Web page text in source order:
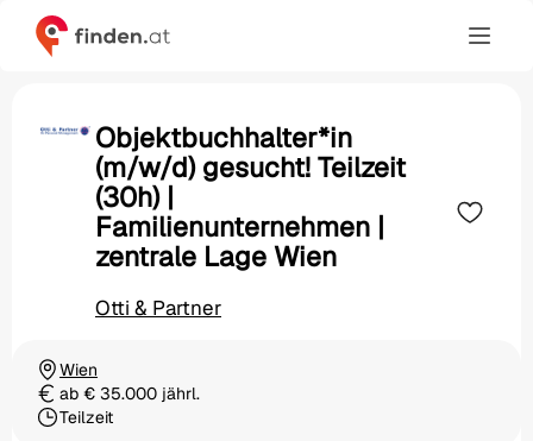
Objektbuchhalter*in
(m/w/d) gesucht! Teilzeit
(30h) |
Familienunternehmen |
zentrale Lage Wien
Otti & Partner
Ortschaft
Wien
Gehaltab € 35.000 jährl.
Beschäftigungsart
Teilzeit